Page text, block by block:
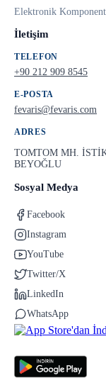
Elektronik Komponent
İletişim
TELEFON
+90 212 909 8545
E-POSTA
fevaris@fevaris.com
ADRES
TOMTOM MH.
BEYOĞLU
Sosyal Medya
Facebook
Instagram
YouTube
Twitter/X
LinkedIn
WhatsApp